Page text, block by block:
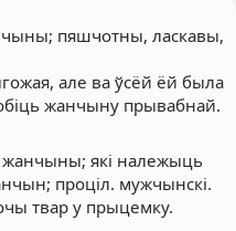
пяшчотны, ласкавы,
але ва ўсёй ёй была
жанчыну прывабнай.
жанчыны; які належыць
проціл. мужчынскі.
твар у прыцемку.